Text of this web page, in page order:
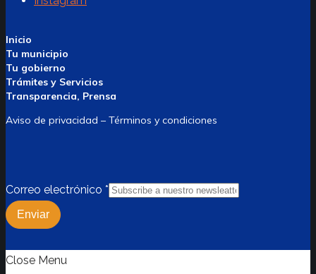
Inicio
Tu municipio
Tu gobierno
Trámites y Servicios
Transparencia, Prensa
Aviso de privacidad – Términos y condiciones
Correo electrónico *
Enviar
Close Menu